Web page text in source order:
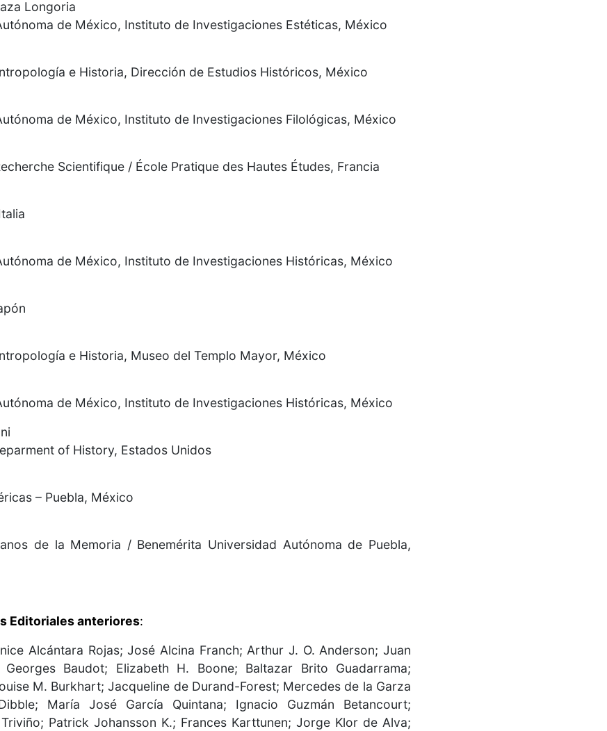
Longoria
de México, Instituto de Investigaciones Estéticas, México
e Historia, Dirección de Estudios Históricos, México
de México, Instituto de Investigaciones Filológicas, México
Scientifique / École Pratique des Hautes Études, Francia
de México, Instituto de Investigaciones Históricas, México
e Historia, Museo del Templo Mayor, México
de México, Instituto de Investigaciones Históricas, México
of History, Estados Unidos
– Puebla, México
de la Memoria / Benemérita Universidad Autónoma de Puebla,
Editoriales anteriores:
Alcántara Rojas; José Alcina Franch; Arthur J. O. Anderson; Juan
Baudot; Elizabeth H. Boone; Baltazar Brito Guadarrama;
M. Burkhart; Jacqueline de Durand-Forest; Mercedes de la Garza
María José García Quintana; Ignacio Guzmán Betancourt;
Patrick Johansson K.; Frances Karttunen; Jorge Klor de Alva;